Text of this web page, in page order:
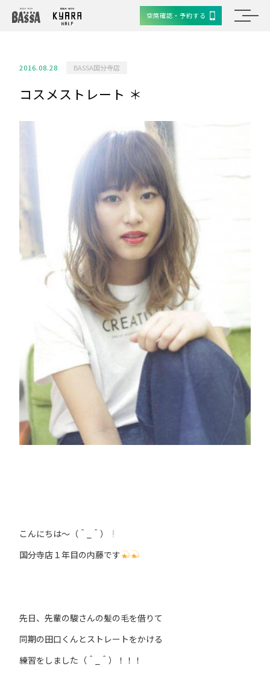
空席確認・予約する
2016.08.28 BASSA国分寺店
コスメストレート ＊
こんにちは〜（＾_＾）
国分寺店１年目の内藤です
先日、先輩の駿さんの髪の毛を借りて
同期の田口くんとストレートをかける
練習をしました（＾_＾）！！！